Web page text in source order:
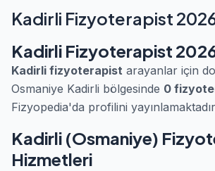
Kadirli Fizyoterapist
Kadirli Fizyoterapist
Kadirli fizyoterapist arayanlar için
Osmaniye Kadirli bölgesinde 0
Fizyopedia'da profilini
Kadirli (Osmaniye)
Hizmetleri